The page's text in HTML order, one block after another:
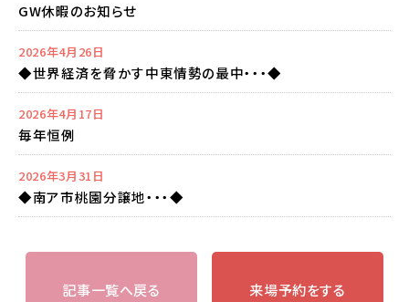
GW休暇のお知らせ
2026年4月26日
◆世界経済を脅かす中東情勢の最中・・・◆
2026年4月17日
毎年恒例
2026年3月31日
◆南ア市桃園分譲地・・・◆
記事一覧へ戻る 来場予約をする